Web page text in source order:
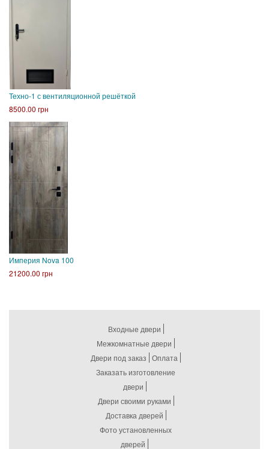
Техно-1 с вентиляционной решёткой
8500.00 грн
Империя Nova 100
21200.00 грн
Входные двери
Межкомнатные двери
Двери под заказ Оплата
Заказать изготовление
двери
Двери своими руками
Доставка дверей
Фото установленных
дверей